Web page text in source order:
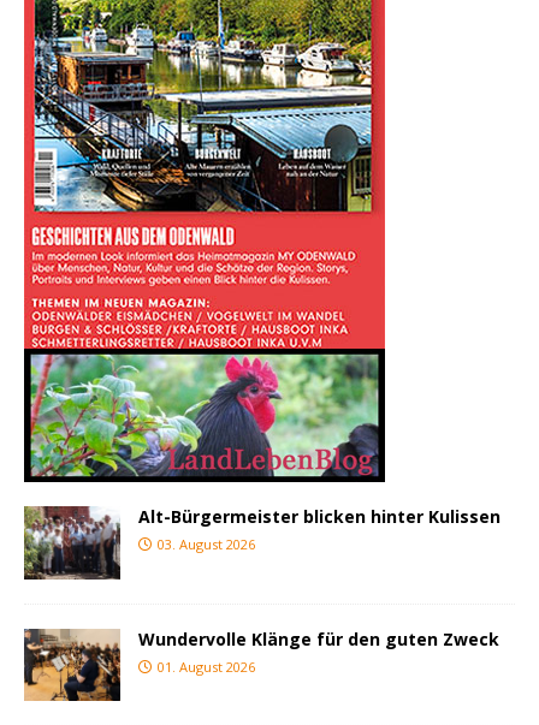
Alt-Bürgermeister blicken hinter Kulissen
03. August 2026
Wundervolle Klänge für den guten Zweck
01. August 2026